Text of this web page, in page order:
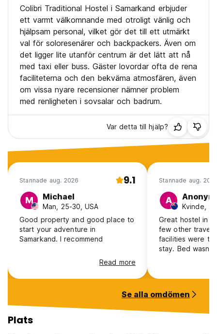
Colibri Traditional Hostel i Samarkand erbjuder
ett varmt välkomnande med otroligt vänlig och
hjälpsam personal, vilket gör det till ett utmärkt
val för soloresenärer och backpackers. Även om
det ligger lite utanför centrum är det lätt att nå
med taxi eller buss. Gäster lovordar ofta de rena
faciliteterna och den bekväma atmosfären, även
om vissa nyare recensioner nämner problem
med renligheten i sovsalar och badrum.
Var detta till hjälp?
Stannade aug. 2026 9.1
M Michael
Man, 25-30, USA
Good property and good place to
start your adventure in
Samarkand. I recommend
Read more
Stannade aug.
A Anonym
Great hostel in
few other
facilities were
stay. Bed
Se alla omdömen
Plats